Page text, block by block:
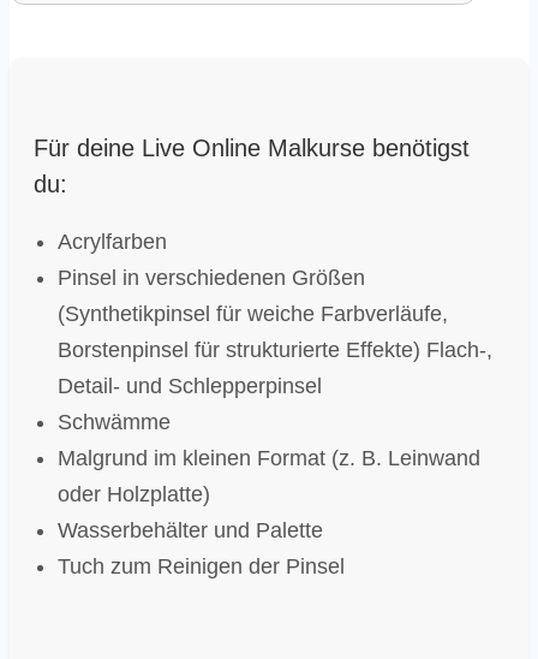
Für deine Live Online Malkurse benötigst
du:
Acrylfarben
Pinsel in verschiedenen Größen
(Synthetikpinsel für weiche Farbverläufe,
Borstenpinsel für strukturierte Effekte) Flach-,
Detail- und Schlepperpinsel
Schwämme
Malgrund im kleinen Format (z. B. Leinwand
oder Holzplatte)
Wasserbehälter und Palette
Tuch zum Reinigen der Pinsel